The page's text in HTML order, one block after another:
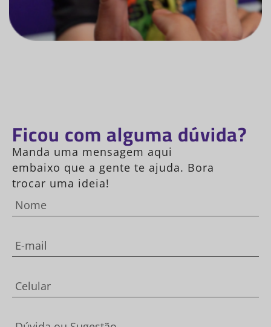
Ficou com alguma dúvida?
Manda uma mensagem aqui
embaixo que a gente te ajuda. Bora
trocar uma ideia!